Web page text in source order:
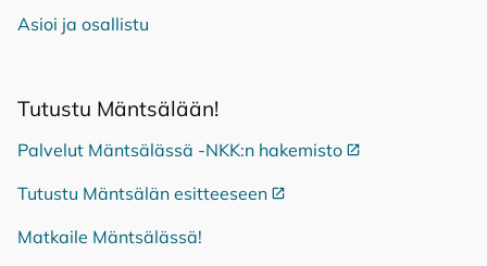
Asioi ja osallistu
Tu­tus­tu Mänt­sä­lään!
Palvelut Mäntsälässä -NKK:n hakemisto Ulkoinen linkki
Tutustu Mäntsälän esitteeseen Ulkoinen linkki
Matkaile Mäntsälässä!